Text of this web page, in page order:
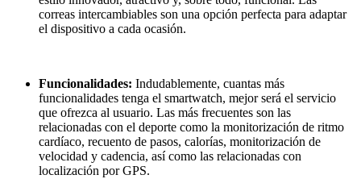
correas intercambiables son una opción perfecta para adaptar
el dispositivo a cada ocasión.
Funcionalidades: Indudablemente, cuantas más
funcionalidades tenga el smartwatch, mejor será el servicio
que ofrezca al usuario. Las más frecuentes son las
relacionadas con el deporte como la monitorización de ritmo
cardíaco, recuento de pasos, calorías, monitorización de
velocidad y cadencia, así como las relacionadas con
localización por GPS.